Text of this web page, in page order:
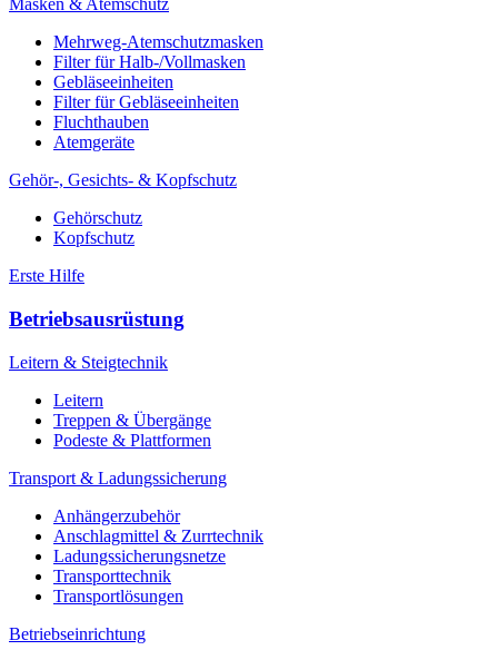
Masken & Atemschutz
Mehrweg-Atemschutzmasken
Filter für Halb-/Vollmasken
Gebläseeinheiten
Filter für Gebläseeinheiten
Fluchthauben
Atemgeräte
Gehör-, Gesichts- & Kopfschutz
Gehörschutz
Kopfschutz
Erste Hilfe
Betriebsausrüstung
Leitern & Steigtechnik
Leitern
Treppen & Übergänge
Podeste & Plattformen
Transport & Ladungssicherung
Anhängerzubehör
Anschlagmittel & Zurrtechnik
Ladungssicherungsnetze
Transporttechnik
Transportlösungen
Betriebseinrichtung